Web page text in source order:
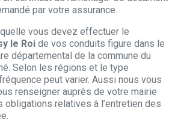
par votre assurance.
vous devez effectuer le
le Roi de vos conduits figure dans le
départemental de la commune du
Selon les régions et le type
peut varier. Aussi nous vous
renseigner auprès de votre mairie
obligations relatives à l’entretien des